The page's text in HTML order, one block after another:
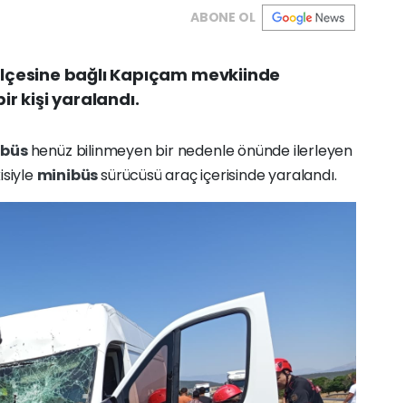
ABONE OL
bağlı Kapıçam mevkiinde
kişi yaralandı.
henüz bilinmeyen bir nedenle önünde ilerleyen
minibüssürücüsü araç içerisinde yaralandı.